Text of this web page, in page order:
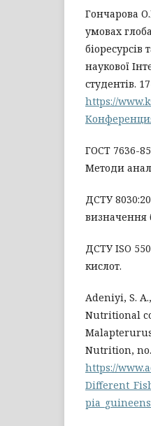
Гончарова
умовах
наукової
студентів.
https://
ГОСТ 7636-
Методи
ДСТУ
визначення
ДСТУ ISO
кислот.
Adeniyi, S.
Nutritional
Nutrition, no.
https://